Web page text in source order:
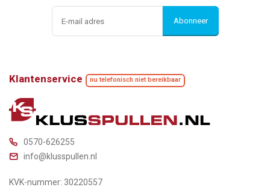
Abonneer
Klantenservice nu telefonisch niet bereikbaar
0570-626255
info@klusspullen.nl
KVK-nummer: 30220557